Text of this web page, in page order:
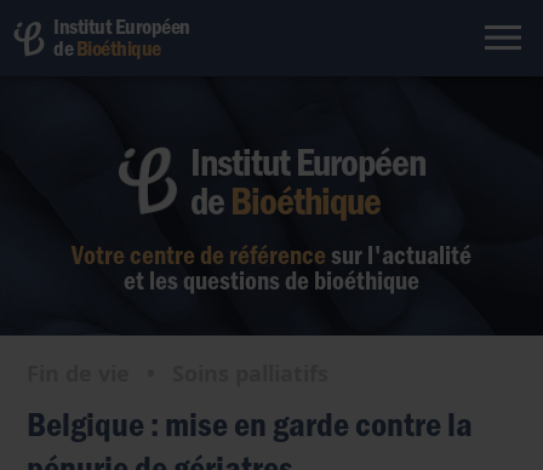
Institut Européen
deBioéthique
Votre centre de référence sur l'actualité
et les questions de bioéthique
Institut Européen
deBioéthique
Belgique : mise en garde contre la